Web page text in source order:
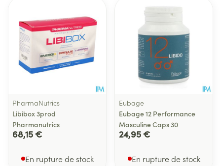
PharmaNutrics
Libibox 3prod
Pharmanutrics
68,15 €
En rupture de stock
Eubage
Eubage 12 Performance
Masculine Caps 30
24,95 €
En rupture de stock